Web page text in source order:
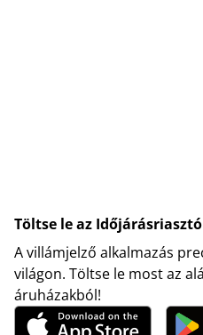
Töltse le az
A villámjelző alkalmazás
világon. Töltse le most az
áruházakból!